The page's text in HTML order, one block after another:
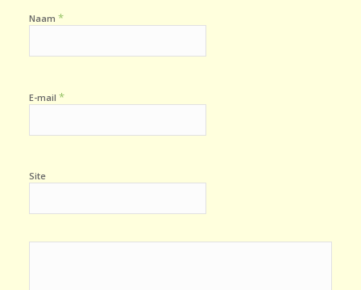
Naam *
E-mail *
Site